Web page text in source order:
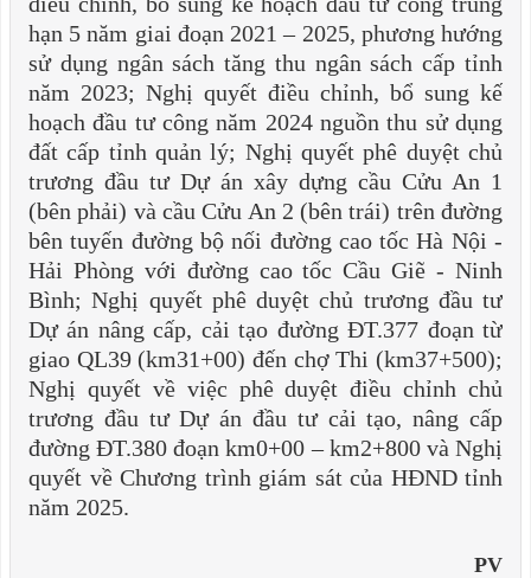
hạn 5 năm giai đoạn 2021 – 2025, phương hướng
sử dụng ngân sách tăng thu ngân sách cấp tỉnh
năm 2023; Nghị quyết điều chỉnh, bổ sung kế
hoạch đầu tư công năm 2024 nguồn thu sử dụng
đất cấp tỉnh quản lý; Nghị quyết phê duyệt chủ
trương đầu tư Dự án xây dựng cầu Cửu An 1
(bên phải) và cầu Cửu An 2 (bên trái) trên đường
bên tuyến đường bộ nối đường cao tốc Hà Nội -
Hải Phòng với đường cao tốc Cầu Giẽ - Ninh
Bình; Nghị quyết phê duyệt chủ trương đầu tư
Dự án nâng cấp, cải tạo đường ĐT.377 đoạn từ
giao QL39 (km31+00) đến chợ Thi (km37+500);
Nghị quyết về việc phê duyệt điều chỉnh chủ
trương đầu tư Dự án đầu tư cải tạo, nâng cấp
đường ĐT.380 đoạn km0+00 – km2+800 và Nghị
quyết về Chương trình giám sát của HĐND tỉnh
năm 2025.
PV